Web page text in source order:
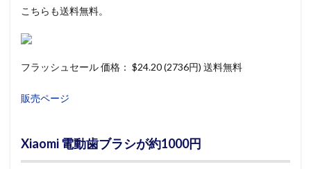
こちらも送料無料。
フラッシュセール 価格： $24.20 (2736円) 送料無料
販売ページ
Xiaomi 電動歯ブラシが約1000円